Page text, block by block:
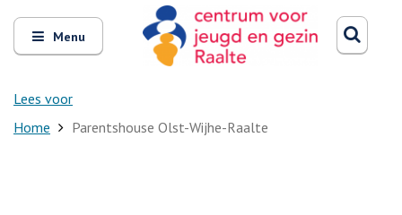
Open
en
sluit
Menu
Lees voor
Zoeken
Home Parentshouse Olst-Wijhe-Raalte